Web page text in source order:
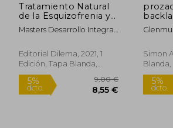
Tratamiento Natural
de la Esquizofrenia y
Paranoia
Masters Desarrollo Integral
Pérez Agustí
Editorial Dilema, 2021, 1
Edición, Tapa Blanda,
Nuevo
Rápido
the
safe,
Simon
Blanda,